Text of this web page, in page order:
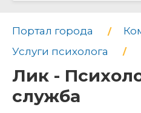
Портал города
Услуги психолога
Лик -
служба